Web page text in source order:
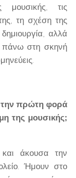
τις
τη σχέση της
αλλά
πάνω στη σκηνή
την πρώτη φορά
της μουσικής;
άκουσα την
Ήμουν στο